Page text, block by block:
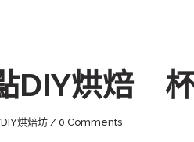
DIY烘焙
烘焙坊 0 Comments